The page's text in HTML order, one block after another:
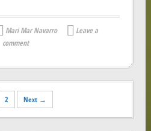
Mari Mar Navarro
Leave a
comment
2 Next →